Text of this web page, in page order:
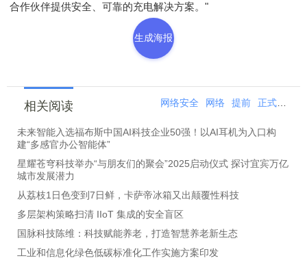
合作伙伴提供安全、可靠的充电解决方案。"
生成海报
相关阅读 网络安全 网络 提前 正式
未来智能入选福布斯中国AI科技企业50强！以AI耳机为入口构
建“多感官办公智能体”
星耀苍穹科技举办“与朋友们的聚会”2025启动仪式 探讨宜宾万亿
城市发展潜力
从荔枝1日色变到7日鲜，卡萨帝冰箱又出颠覆性科技
多层架构策略扫清 IIoT 集成的安全盲区
国脉科技陈维：科技赋能养老，打造智慧养老新生态
工业和信息化绿色低碳标准化工作实施方案印发